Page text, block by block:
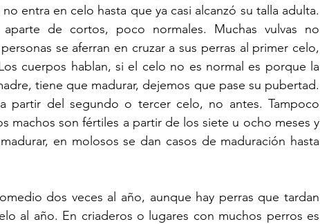
entra en celo hasta que ya casi alcanzó su talla adulta.
de cortos, poco normales. Muchas vulvas no
se aferran en cruzar a sus perras al primer celo,
cuerpos hablan, si el celo no es normal es porque la
tiene que madurar, dejemos que pase su pubertad.
partir del segundo o tercer celo, no antes. Tampoco
machos son fértiles a partir de los siete u ocho meses y
en molosos se dan casos de maduración hasta
dos veces al año, aunque hay perras que tardan
al año. En criaderos o lugares con muchos perros es